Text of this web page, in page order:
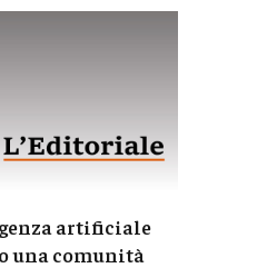
artificiale
una comunità